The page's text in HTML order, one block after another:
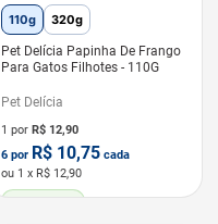
110g 320g
Pet Delícia Papinha De Frango
Para Gatos Filhotes - 110G
Pet Delícia
1 por R$ 12,90
6 por R$ 10,75 cada
ou 1 x R$ 12,90